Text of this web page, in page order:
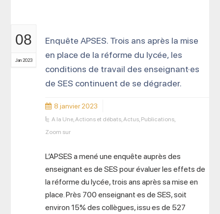
08
Jan 2023
Enquête APSES. Trois ans après la mise
en place de la réforme du lycée, les
conditions de travail des enseignant·es
de SES continuent de se dégrader.
8 janvier 2023
A la Une,Actions et débats,Actus, Publications,
Zoom sur
L’APSES a mené une enquête auprès des
enseignant·es de SES pour évaluer les effets de
la réforme du lycée, trois ans après sa mise en
place. Près 700 enseignant·es de SES, soit
environ 15% des collègues, issu·es de 527